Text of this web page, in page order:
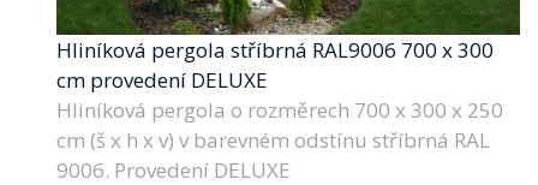
Hliníková pergola stříbrná RAL9006 700 x 300
cm provedení DELUXE
Hliníková pergola o rozměrech 700 x 300 x 250
cm (š x h x v) v barevném odstínu stříbrná RAL
9006. Provedení DELUXE